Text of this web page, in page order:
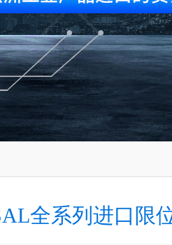
全系列进口限